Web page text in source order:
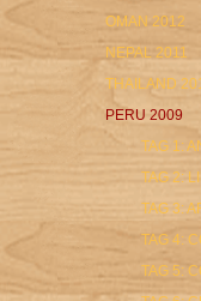
OMAN 2012
NEPAL 2011
THAILAND
PERU 2009
TAG 1:
TAG 2:
TAG 3:
TAG 4:
TAG 5: